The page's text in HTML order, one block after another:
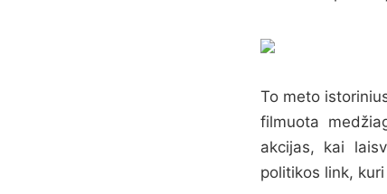
To meto
filmuota
akcijas, kai
politikos link,